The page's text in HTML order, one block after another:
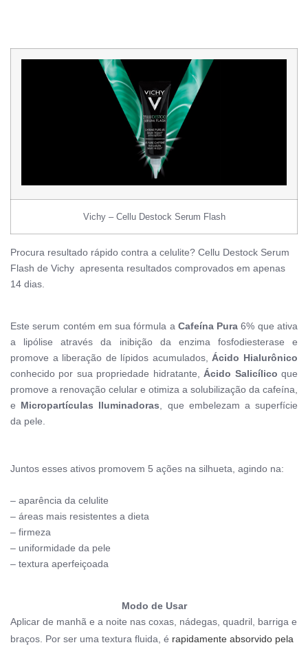
Vichy – Cellu Destock Serum Flash
Procura resultado rápido contra a celulite? Cellu Destock Serum
Flash de Vichy apresenta resultados comprovados em apenas
14 dias.
Este serum contém em sua fórmula a Cafeína Pura 6% que ativa
a lipólise através da inibição da enzima fosfodiesterase e
promove a liberação de lípidos acumulados, Ácido Hialurônico
conhecido por sua propriedade hidratante, Ácido Salicílico que
promove a renovação celular e otimiza a solubilização da cafeína,
e Micropartículas Iluminadoras , que embelezam a superfície
da pele.
Juntos esses ativos promovem 5 ações na silhueta, agindo na:
– aparência da celulite
– áreas mais resistentes a dieta
– firmeza
– uniformidade da pele
– textura aperfeiçoada
Modo de Usar
Aplicar de manhã e a noite nas coxas, nádegas, quadril, barriga e
braços. Por ser uma textura fluida, é rapidamente absorvido pela